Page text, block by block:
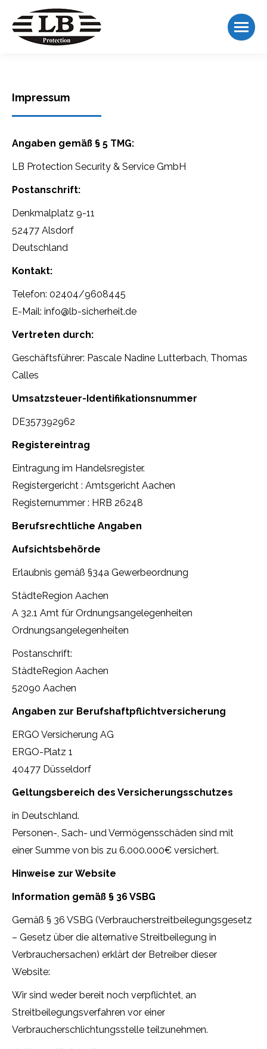
Impressum
Angaben gemäß § 5 TMG:
LB Protection Security & Service GmbH
Postanschrift:
Denkmalplatz 9-11
52477 Alsdorf
Deutschland
Kontakt:
Telefon: 02404/9608445
E-Mail: info@lb-sicherheit.de
Vertreten durch:
Geschäftsführer: Pascale Nadine Lutterbach, Thomas
Calles
Umsatzsteuer-Identifikationsnummer
DE357392962
Registereintrag
Eintragung im Handelsregister.
Registergericht : Amtsgericht Aachen
Registernummer : HRB 26248
Berufsrechtliche Angaben
Aufsichtsbehörde
Erlaubnis gemäß §34a Gewerbeordnung
StädteRegion Aachen
A 32.1 Amt für Ordnungsangelegenheiten
Ordnungsangelegenheiten
Postanschrift:
StädteRegion Aachen
52090 Aachen
Angaben zur Berufshaftpflichtversicherung
ERGO Versicherung AG
ERGO-Platz 1
40477 Düsseldorf
Geltungsbereich des Versicherungsschutzes
in Deutschland.
Personen-, Sach- und Vermögensschäden sind mit
einer Summe von bis zu 6.000.000€ versichert.
Hinweise zur Website
Information gemäß § 36 VSBG
Gemäß § 36 VSBG (Verbraucherstreitbeilegungsgesetz
– Gesetz über die alternative Streitbeilegung in
Verbrauchersachen) erklärt der Betreiber dieser
Website:
Wir sind weder bereit noch verpflichtet, an
Streitbeilegungsverfahren vor einer
Verbraucherschlichtungsstelle teilzunehmen.